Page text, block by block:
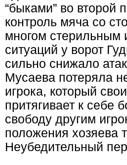
“быками” во второй
контроль мяча со
многом стерильным
ситуаций у ворот
сильно снижало
Мусаева потеряла
игрока, который
притягивает к себе
свободу другим
положения хозяева
Неубедительный